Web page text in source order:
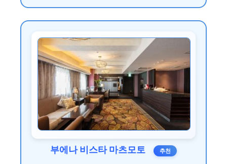
부에나 비스타 마츠모토 추천